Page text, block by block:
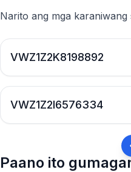
Narito ang mga
VWZ1Z2K8198892
VWZ1Z2I6576334
Paano ito